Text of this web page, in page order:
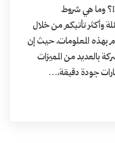
ما هي خطوات الحصول على شهادة ISO؟ وما هي شروط
وأكثر تأتيكم من خلال
بهذه المعلومات، حيث إن
بالعديد من المميزات
جودة دقيقة،…